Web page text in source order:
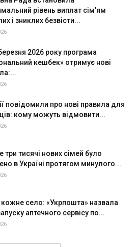
рівень виплат сім’ям
і зниклих безвісти...
2026 року програма
кешбек» отримує нові
повідомили про нові правила для
кому можуть відмовити...
три тисячі нових сімей було
в Україні протягом минулого...
кожне село: «Укрпошта» назвала
аптечного сервісу по...